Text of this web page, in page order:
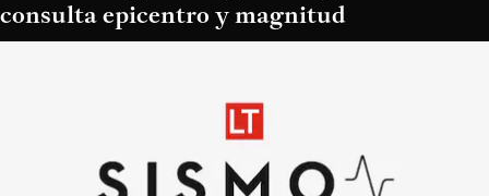
consulta epicentro y magnitud